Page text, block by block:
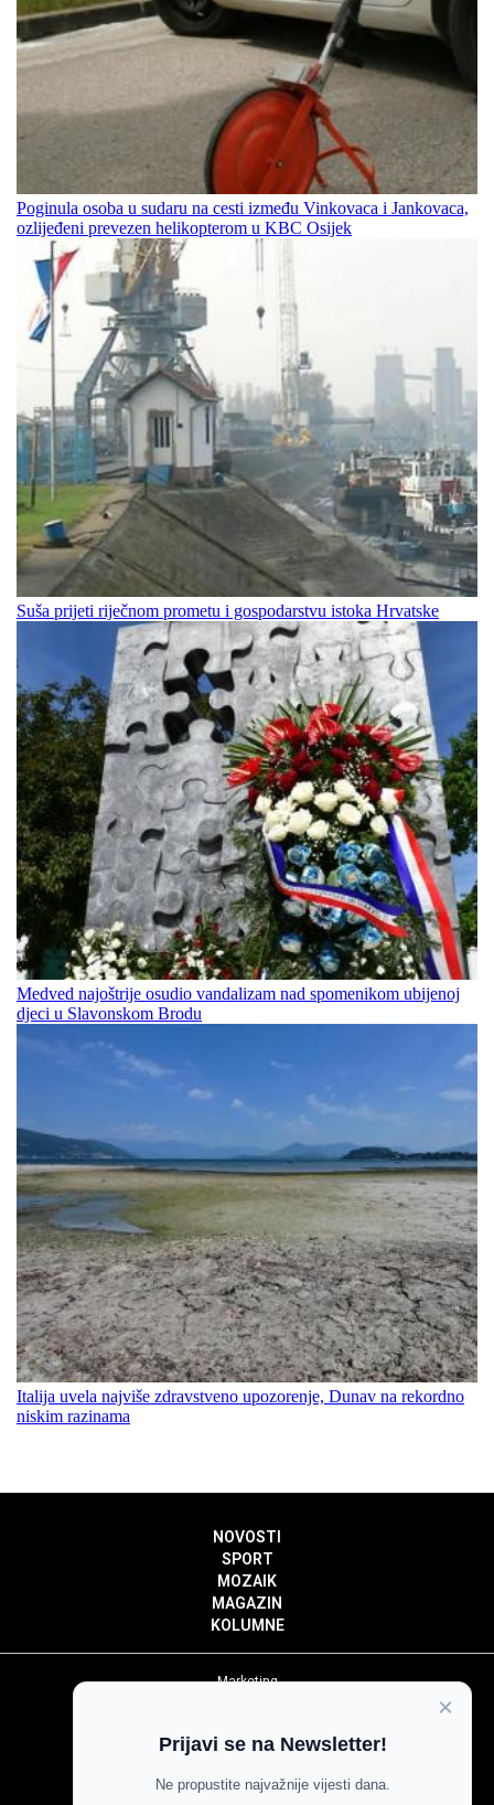
Poginula osoba u sudaru na cesti između Vinkovaca i Jankovaca,
ozlijeđeni prevezen helikopterom u KBC Osijek
Suša prijeti riječnom prometu i gospodarstvu istoka Hrvatske
Medved najoštrije osudio vandalizam nad spomenikom ubijenoj
djeci u Slavonskom Brodu
Italija uvela najviše zdravstveno upozorenje, Dunav na rekordno
niskim razinama
NOVOSTI
SPORT
MOZAIK
MAGAZIN
KOLUMNE
Marketing
Impressum
Pravila komentiranja
×
Prijavi se na Newsletter!
Ne propustite najvažnije vijesti dana.